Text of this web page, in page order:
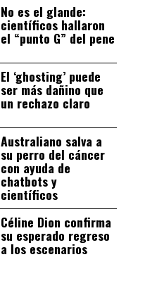
No es el glande:
científicos hallaron
el “punto G” del pene
El ‘ghosting’ puede
ser más dañino que
un rechazo claro
Australiano salva a
su perro del cáncer
con ayuda de
chatbots y
científicos
Céline Dion confirma
su esperado regreso
a los escenarios